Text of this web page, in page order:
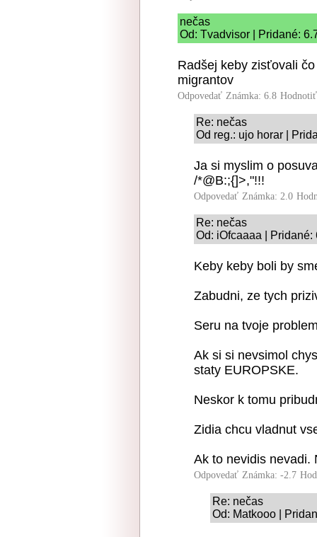
nečas
Od: Tvadvisor | Pridané:
Radšej keby zisťovali
migrantov
Odpovedať Známka: 6.8
Re: nečas
Od reg.: ujo horar |
Ja si myslim o
/*@B:;{]>,"!!!
Odpovedať Známka: 2.0
Re: nečas
Od: iOfcaaaa | Pridané:
Keby keby boli by
Zabudni, ze tych
Seru na tvoje
Ak si si nevsimol
staty EUROPSKE.
Neskor k tomu
Zidia chcu vladnut
Ak to nevidis nevadi.
Odpovedať Známka: -2.7
Re: nečas
Od: Matkooo |